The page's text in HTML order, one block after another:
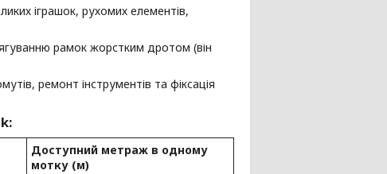
іграшок, рухомих елементів,
рамок жорстким дротом (він
ремонт інструментів та фіксація
Доступний метраж в одному
мотку (м)